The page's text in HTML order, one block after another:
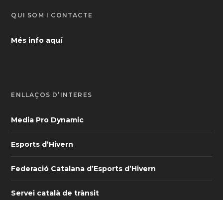
QUI SOM I CONTACTE
Més info aquí
ENLLAÇOS D’INTERÈS
Media Pro Dynamic
Esports d’Hivern
Federació Catalana d’Esports d’Hivern
Servei català de trànsit